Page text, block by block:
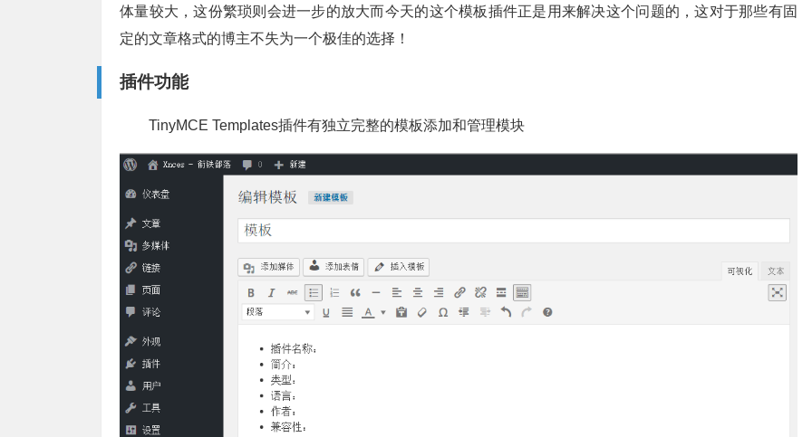
体量较大，这份繁琐则会进一步的放大而今天的这个模板插件正是用来解决这个问题的，这对于那些有固
定的文章格式的博主不失为一个极佳的选择！
插件功能
TinyMCE Templates插件有独立完整的模板添加和管理模块